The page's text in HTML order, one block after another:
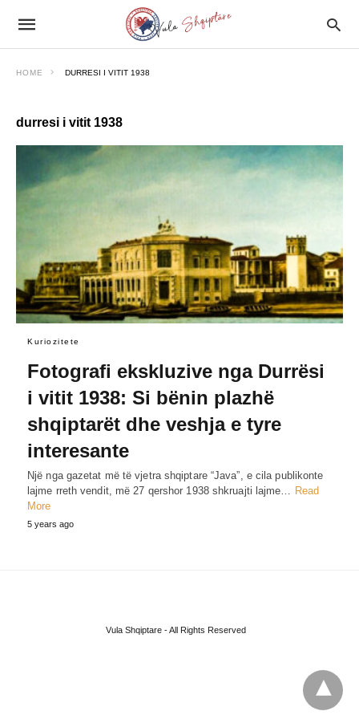
HOME DURRESI I VITIT 1938
durresi i vitit 1938
Kuriozitete
Fotografi ekskluzive nga Durrësi
i vitit 1938: Si bënin plazhë
shqiptarët dhe veshja e tyre
interesante
Një nga gazetat më të vjetra shqiptare “Java”, e cila publikonte
lajme rreth vendit, më 27 qershor 1938 shkruajti lajme… Read
More
5 years ago
Vula Shqiptare - All Rights Reserved